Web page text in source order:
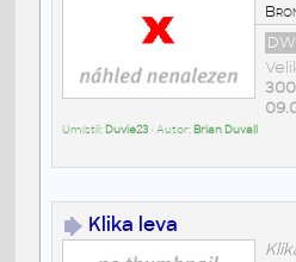
Umístil: Duvie23• Autor: Brian Duvall
Klika leva